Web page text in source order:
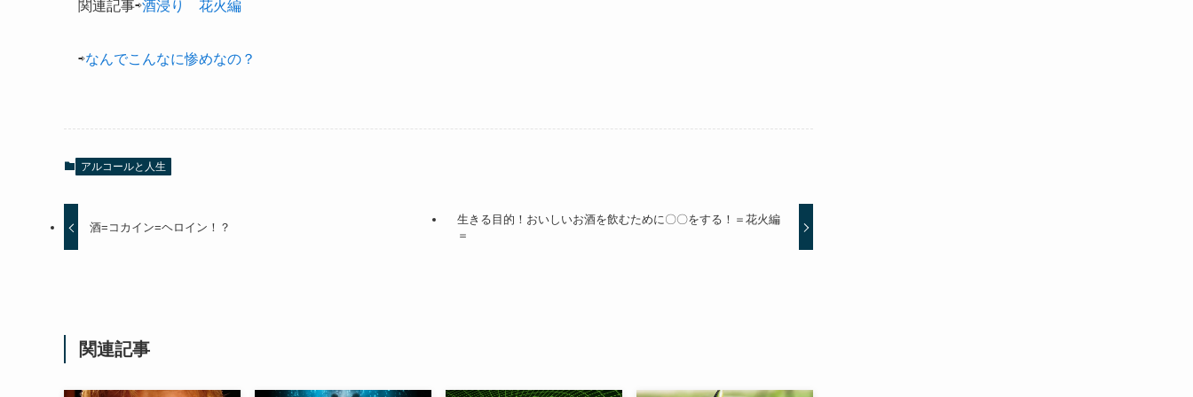
関連記事⇨酒浸り 花火編
⇨なんでこんなに惨めなの？
アルコールと人生
酒=コカイン=ヘロイン！？
生きる目的！おいしいお酒を飲むために〇〇をする！＝花火編
＝
関連記事